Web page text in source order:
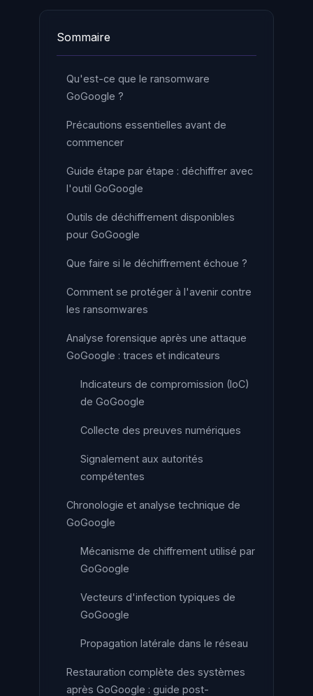
Sommaire
Qu'est-ce que le ransomware
GoGoogle ?
Précautions essentielles avant de
commencer
Guide étape par étape : déchiffrer avec
l'outil GoGoogle
Outils de déchiffrement disponibles
pour GoGoogle
Que faire si le déchiffrement échoue ?
Comment se protéger à l'avenir contre
les ransomwares
Analyse forensique après une attaque
GoGoogle : traces et indicateurs
Indicateurs de compromission (IoC)
de GoGoogle
Collecte des preuves numériques
Signalement aux autorités
compétentes
Chronologie et analyse technique de
GoGoogle
Mécanisme de chiffrement utilisé par
GoGoogle
Vecteurs d'infection typiques de
GoGoogle
Propagation latérale dans le réseau
Restauration complète des systèmes
après GoGoogle : guide post-